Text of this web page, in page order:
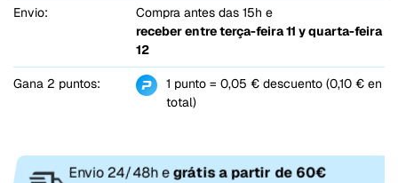
Envio:
Compra antes das 15h e
receber entreterça-feira 11 y quarta-feira
12
Gana 2 puntos:
1 punto = 0,05 € descuento (0,10 € en
total)
Envio 24/48h egrátis a partir de 60€